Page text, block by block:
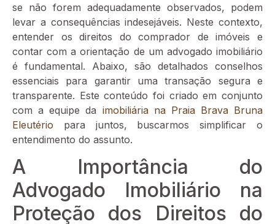
se não forem adequadamente observados, podem
levar a consequências indesejáveis. Neste contexto,
entender os direitos do comprador de imóveis e
contar com a orientação de um advogado imobiliário
é fundamental. Abaixo, são detalhados conselhos
essenciais para garantir uma transação segura e
transparente. Este conteúdo foi criado em conjunto
com a equipe da imobiliária na Praia Brava Bruna
Eleutério para juntos, buscarmos simplificar o
entendimento do assunto.
A Importância do
Advogado Imobiliário na
Proteção dos Direitos do